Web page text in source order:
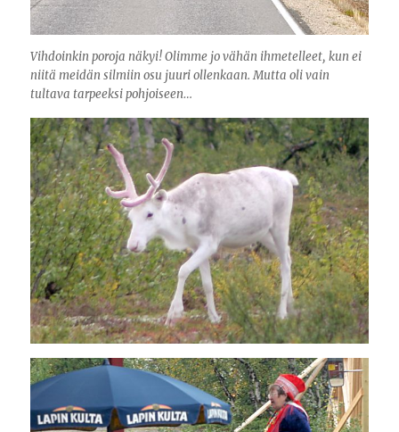
Vihdoinkin poroja näkyi! Olimme jo vähän ihmetelleet, kun ei
niitä meidän silmiin osu juuri ollenkaan. Mutta oli vain
tultava tarpeeksi pohjoiseen…